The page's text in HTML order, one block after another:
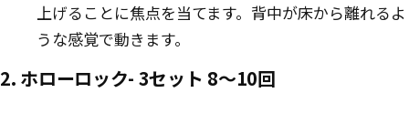
上げることに焦点を当てます。背中が床から離れるよ
うな感覚で動きます。
2. ホローロック- 3セット 8〜10回